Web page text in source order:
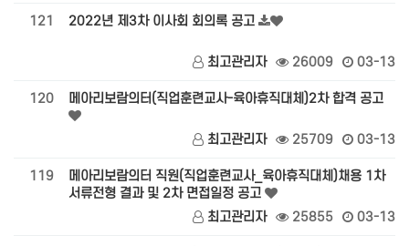
121 2022년 제3차 이사회 회의록 공고
최고관리자 26009 03-13
120 메아리보람의터(직업훈련교사-육아휴직대체)2차 합격 공고
최고관리자 25709 03-13
119
메아리보람의터 직원(직업훈련교사_육아휴직대체)채용 1차
서류전형 결과 및 2차 면접일정 공고
최고관리자
25855 03-13